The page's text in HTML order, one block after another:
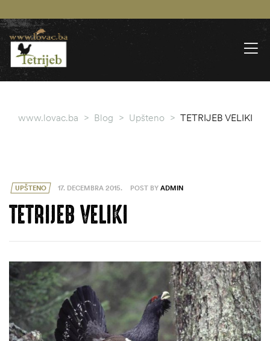
www.lovac.ba > Blog > Upšteno > TETRIJEB VELIKI
UPŠTENO 17. DECEMBRA 2015. POST BY ADMIN
TETRIJEB VELIKI